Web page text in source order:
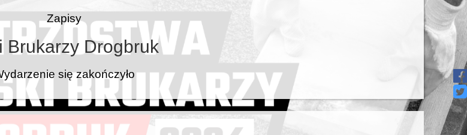
Zapisy
Brukarzy Drogbruk
się zakończyło